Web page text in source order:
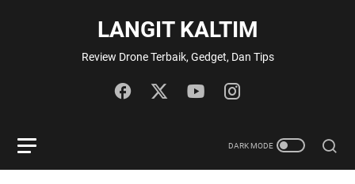
LANGIT KALTIM
Review Drone Terbaik, Gedget, Dan Tips